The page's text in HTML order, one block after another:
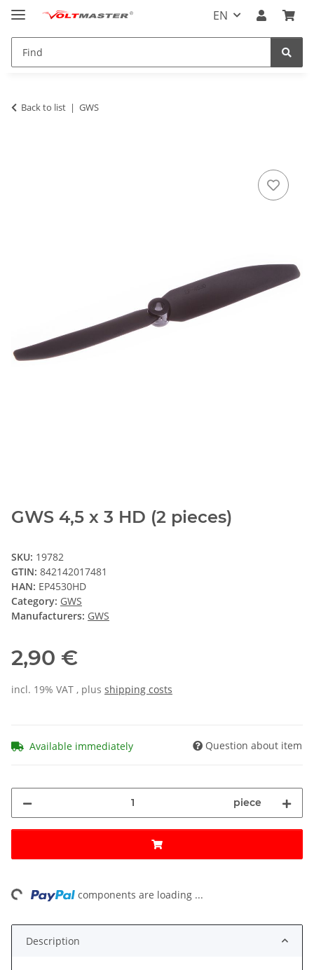
EN
Back to list GWS
GWS 4,5 x 3 HD (2 pieces)
SKU: 19782
GTIN: 842142017481
HAN: EP4530HD
Category: GWS
Manufacturers: GWS
2,90 €
incl. 19% VAT , plus shipping costs
Available immediately Question about item
piece
components are loading ...
Description